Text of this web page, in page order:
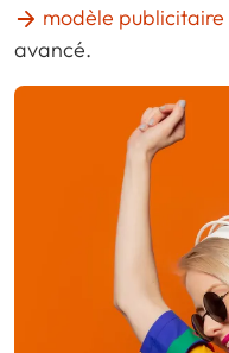
modèle publicitaire
avancé.